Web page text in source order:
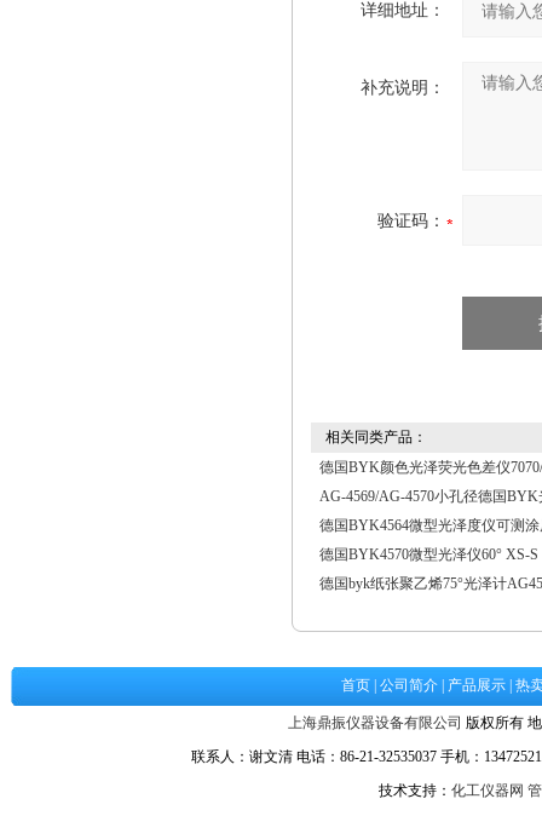
详细地址：
补充说明：
验证码：
相关同类产品：
德国BYK颜色光泽荧光色差仪
AG-4569/AG-4570小孔径德国
德国BYK4564微型光泽度仪可测
德国BYK4570微型光泽仪60° XS-S
德国byk纸张聚乙烯75°光泽计
首页 公司简介 产品展示 热
上海鼎振仪器设备有限公司 版权所有
联系人：谢文清 电话：86-21-32535037 手机：
技术支持： 化工仪器网